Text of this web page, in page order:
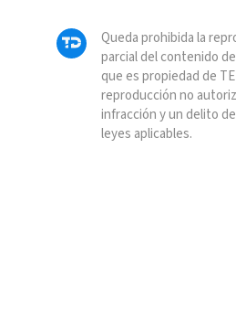
Queda prohibida la
parcial del contenido
que es propiedad de
reproducción no
infracción y un delito
leyes aplicables.